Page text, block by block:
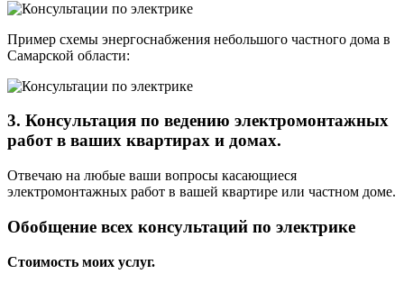
Пример схемы энергоснабжения небольшого частного дома в
Самарской области:
3. Консультация по ведению электромонтажных
работ в ваших квартирах и домах.
Отвечаю на любые ваши вопросы касающиеся
электромонтажных работ в вашей квартире или частном доме.
Обобщение всех консультаций по электрике
Стоимость моих услуг.